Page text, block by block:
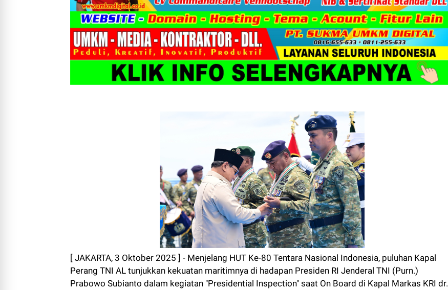
[ JAKARTA, 3 Oktober 2025 ] - Menjelang HUT Ke-80 Tentara Nasional Indonesia, puluhan Kapal
Perang TNI AL tunjukkan kekuatan maritimnya di hadapan Presiden RI Jenderal TNI (Purn.)
Prabowo Subianto dalam kegiatan "Presidential Inspection" saat On Board di Kapal Markas KRI dr.